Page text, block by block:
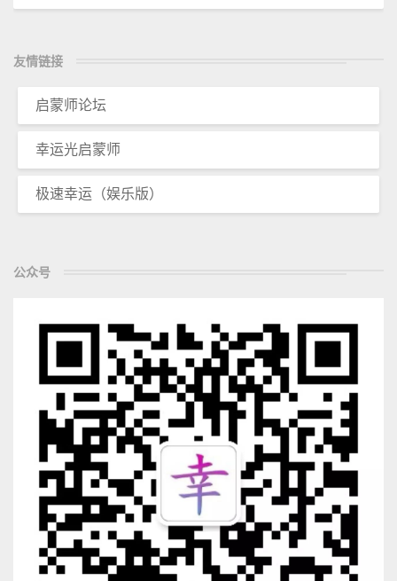
友情链接
启蒙师论坛
幸运光启蒙师
极速幸运（娱乐版）
公众号